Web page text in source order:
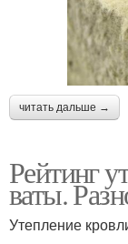
читать дальше →
Рейтинг
ваты.
Утепление